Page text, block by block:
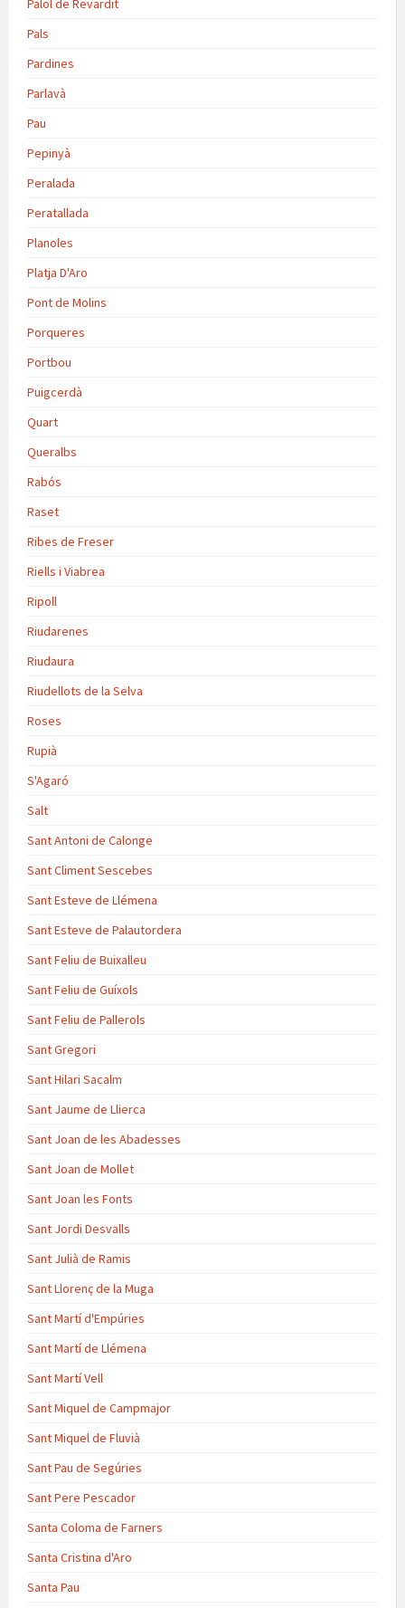
Palol de Revardit
Pals
Pardines
Parlavà
Pau
Pepinyà
Peralada
Peratallada
Planoles
Platja D'Aro
Pont de Molins
Porqueres
Portbou
Puigcerdà
Quart
Queralbs
Rabós
Raset
Ribes de Freser
Riells i Viabrea
Ripoll
Riudarenes
Riudaura
Riudellots de la Selva
Roses
Rupià
S'Agaró
Salt
Sant Antoni de Calonge
Sant Climent Sescebes
Sant Esteve de Llémena
Sant Esteve de Palautordera
Sant Feliu de Buixalleu
Sant Feliu de Guíxols
Sant Feliu de Pallerols
Sant Gregori
Sant Hilari Sacalm
Sant Jaume de Llierca
Sant Joan de les Abadesses
Sant Joan de Mollet
Sant Joan les Fonts
Sant Jordi Desvalls
Sant Julià de Ramis
Sant Llorenç de la Muga
Sant Martí d'Empúries
Sant Martí de Llémena
Sant Martí Vell
Sant Miquel de Campmajor
Sant Miquel de Fluvià
Sant Pau de Segúries
Sant Pere Pescador
Santa Coloma de Farners
Santa Cristina d'Aro
Santa Pau